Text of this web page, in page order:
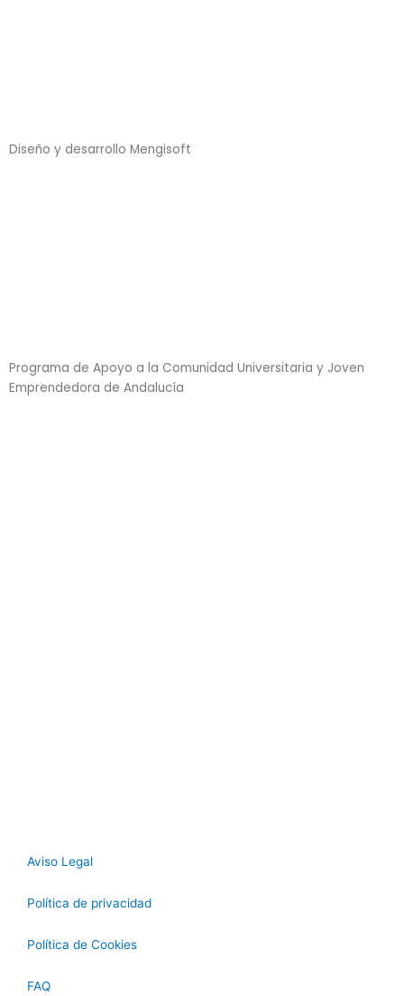
Diseño y desarrollo Mengisoft
Programa de Apoyo a la Comunidad Universitaria y Joven
Emprendedora de Andalucía
Aviso Legal
Política de privacidad
Política de Cookies
FAQ